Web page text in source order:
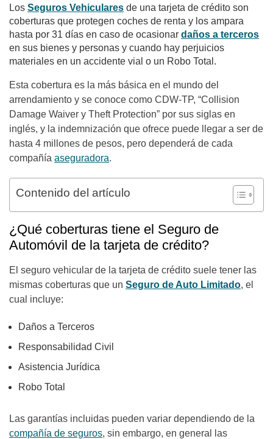
Los Seguros Vehiculares de una tarjeta de crédito son
coberturas que protegen coches de renta y los ampara
hasta por 31 días en caso de ocasionar daños a terceros
en sus bienes y personas y cuando hay perjuicios
materiales en un accidente vial o un Robo Total.
Esta cobertura es la más básica en el mundo del
arrendamiento y se conoce como CDW-TP, “Collision
Damage Waiver y Theft Protection” por sus siglas en
inglés, y la indemnización que ofrece puede llegar a ser de
hasta 4 millones de pesos, pero dependerá de cada
compañía aseguradora.
Contenido del artículo
¿Qué coberturas tiene el Seguro de
Automóvil de la tarjeta de crédito?
El seguro vehicular de la tarjeta de crédito suele tener las
mismas coberturas que un Seguro de Auto Limitado, el
cual incluye:
Daños a Terceros
Responsabilidad Civil
Asistencia Jurídica
Robo Total
Las garantías incluidas pueden variar dependiendo de la
compañía de seguros, sin embargo, en general las